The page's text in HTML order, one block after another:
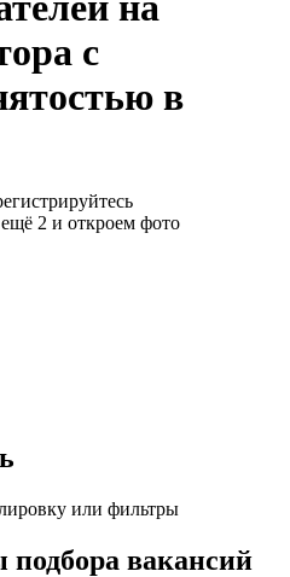
с
в
2 и откроем фото
или фильтры
вакансий